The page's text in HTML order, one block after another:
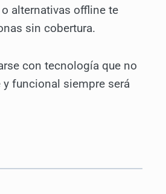
alternativas offline te
sin cobertura.
con tecnología que no
funcional siempre será